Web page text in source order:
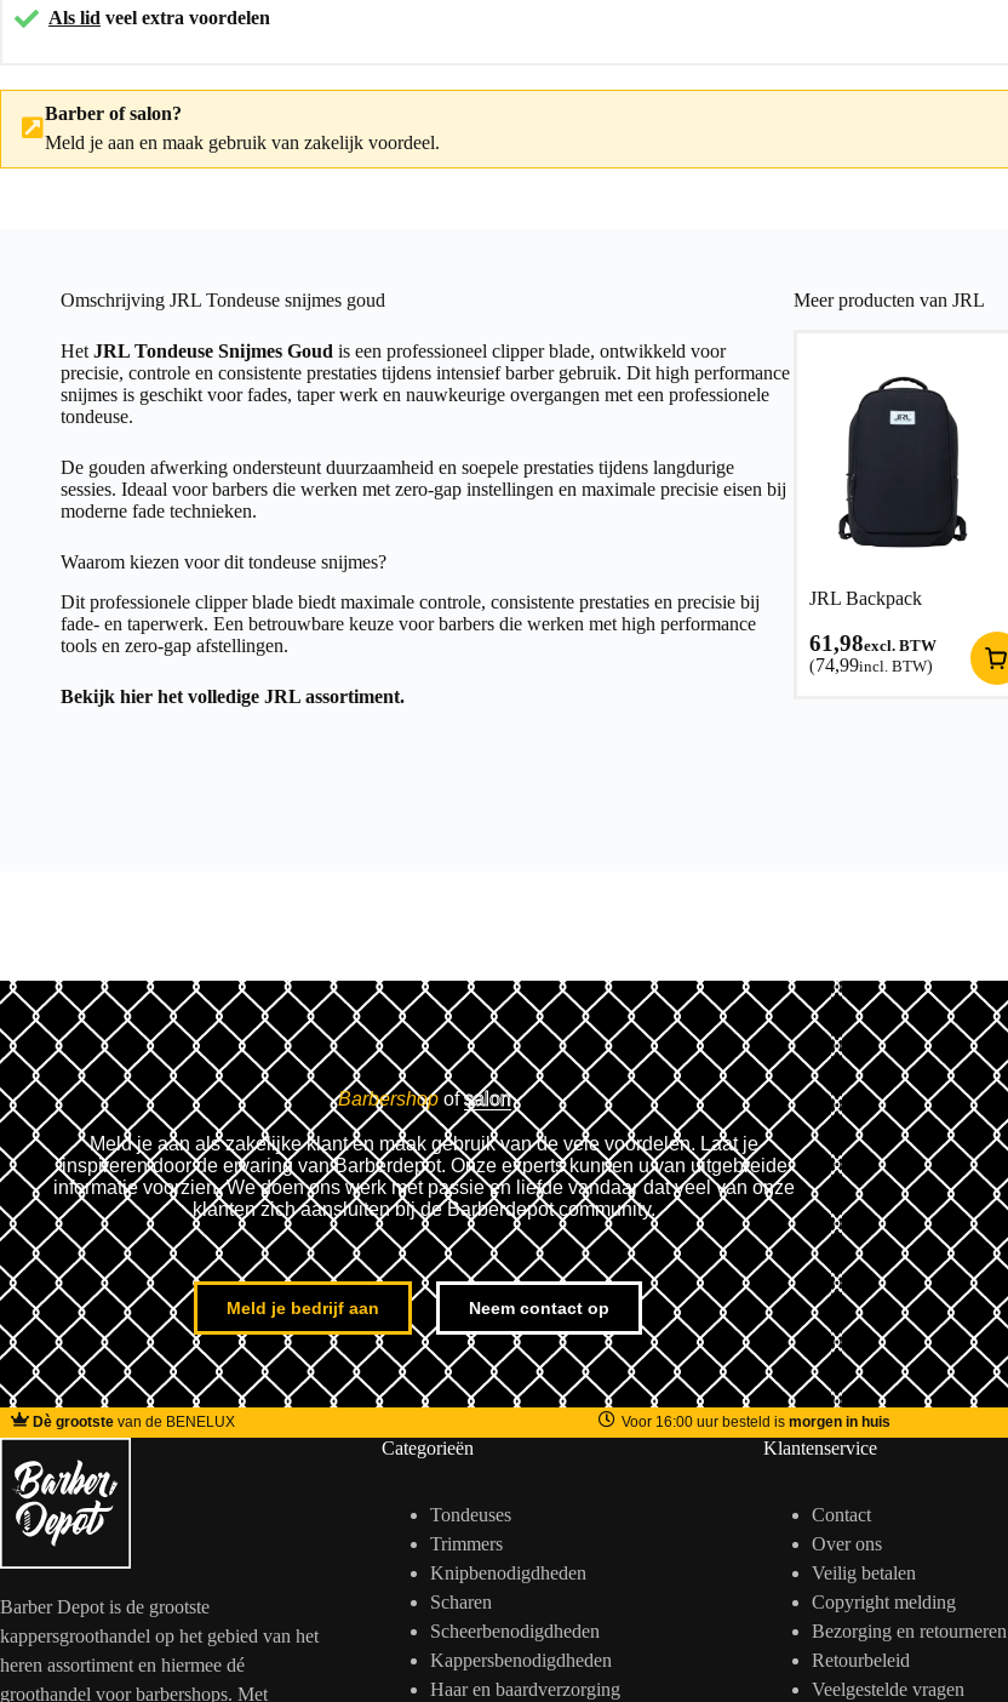
Als lid veel extra voordelen
Barber of salon?
Meld je aan en maak gebruik van zakelijk voordeel.
Omschrijving JRL Tondeuse snijmes goud
Het JRL Tondeuse Snijmes Goud is een professioneel clipper blade, ontwikkeld voor
precisie, controle en consistente prestaties tijdens intensief barber gebruik. Dit high performance
snijmes is geschikt voor fades, taper werk en nauwkeurige overgangen met een professionele
tondeuse.
De gouden afwerking ondersteunt duurzaamheid en soepele prestaties tijdens langdurige
sessies. Ideaal voor barbers die werken met zero-gap instellingen en maximale precisie eisen bij
moderne fade technieken.
Waarom kiezen voor dit tondeuse snijmes?
Dit professionele clipper blade biedt maximale controle, consistente prestaties en precisie bij
fade- en taperwerk. Een betrouwbare keuze voor barbers die werken met high performance
tools en zero-gap afstellingen.
Bekijk hier het volledige JRL assortiment.
Meer producten van JRL
JRL Backpack
61,98excl. BTW
(74,99incl. BTW)
Barbershop of salon
Meld je aan als zakelijke klant en maak gebruik van de vele voordelen. Laat je
inspireren door de ervaring van Barberdepot. Onze experts kunnen u van uitgebreide
informatie voorzien. We doen ons werk met passie en liefde vandaar dat veel van onze
klanten zich aansluiten bij de Barberdepot community.
Meld je bedrijf aan Neem contact op
Dè grootste van de BENELUX Voor 16:00 uur besteld ismorgen in huis
Barber Depot is de grootste
kappersgroothandel op het gebied van het
heren assortiment en hiermee dé
groothandel voor barbershops. Met
Categorieën
Tondeuses
Trimmers
Knipbenodigdheden
Scharen
Scheerbenodigdheden
Kappersbenodigdheden
Haar en baardverzorging
Klantenservice
Contact
Over ons
Veilig betalen
Copyright melding
Bezorging en retourneren
Retourbeleid
Veelgestelde vragen